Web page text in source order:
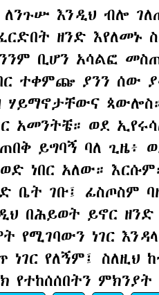
እንዲህ ብሎ
ዘንድ እየለመኑ
ቢሆን አሳልፎ
ተቀምጬ ያንን ሰው
ሃይማኖታቸውና
አመንትቼ። ወደ
ይግባኝ ባለ ጊዜ፥
ነበር አለው።
ቤት ገቡ፤ ፊስጦስም
በሕይወት ይኖር
የሚገባውን ነገር
የለኝም፤ ስለዚህ
የተከሰሰበትን